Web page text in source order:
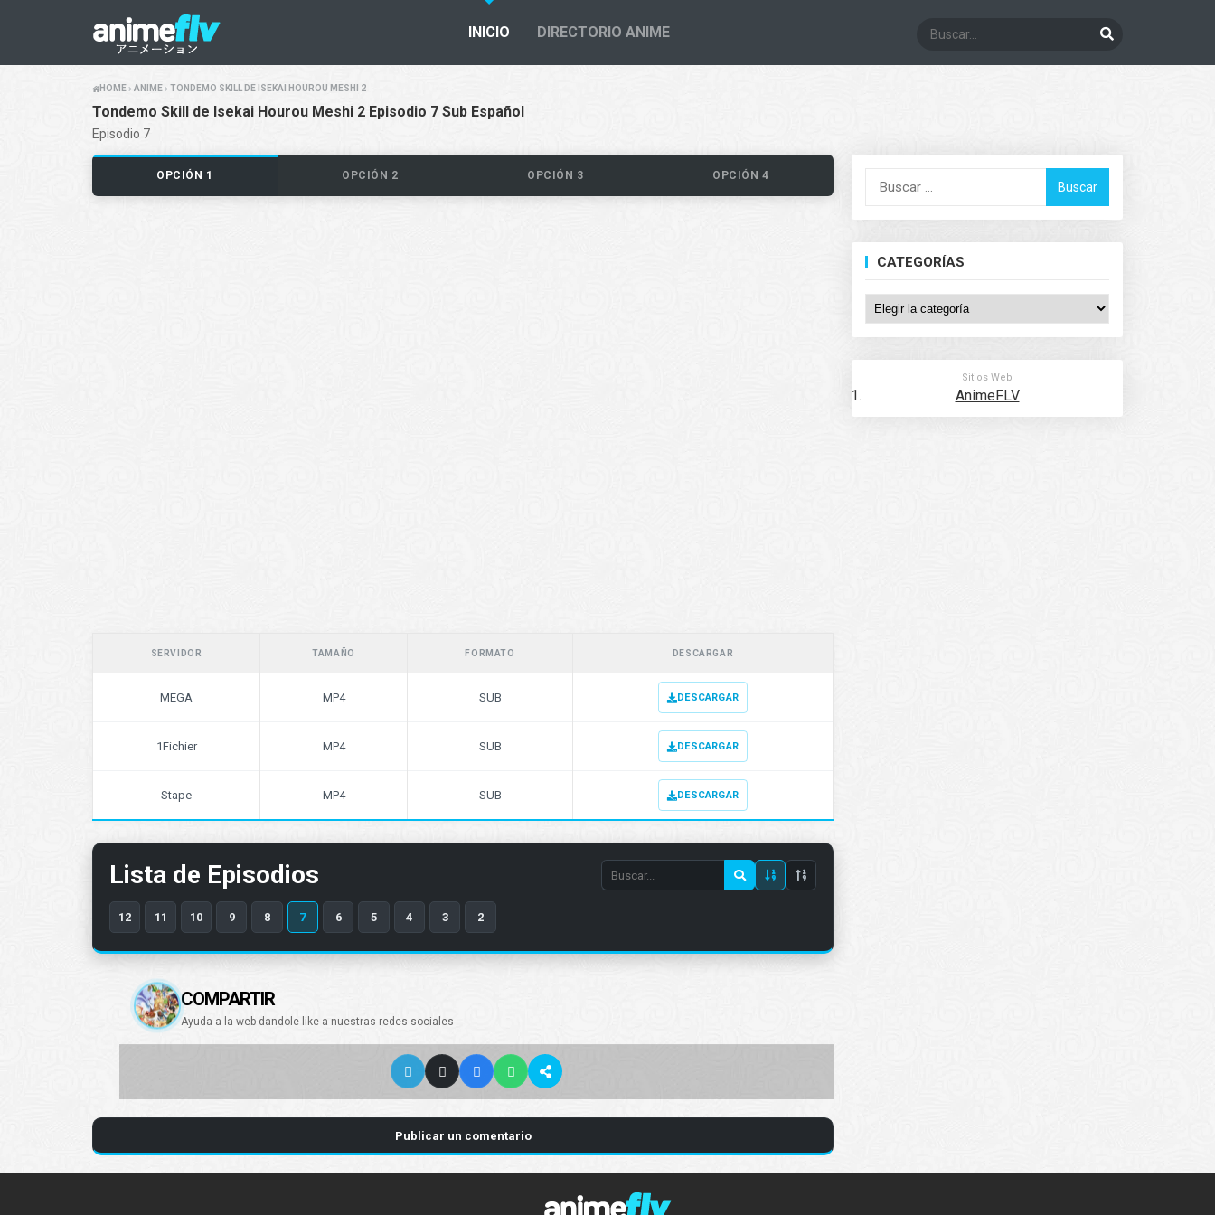
INICIO DIRECTORIO ANIME
HOME ANIME TONDEMO SKILL DE ISEKAI HOUROU MESHI 2
Tondemo Skill de Isekai Hourou Meshi 2 Episodio 7 Sub Español
Episodio 7
OPCIÓN 1 OPCIÓN 2 OPCIÓN 3 OPCIÓN 4
SERVIDOR TAMAÑO FORMATO DESCARGAR
MEGA MP4 SUB DESCARGAR
1Fichier MP4 SUB DESCARGAR
Stape MP4 SUB DESCARGAR
Lista de Episodios
Search
episode
12 11 10 9 8 7 6 5 4 3 2
COMPARTIR
Ayuda a la web dandole like a nuestras redes sociales
Publicar un comentario
Buscar:
CATEGORÍAS
Categorías
Sitios Web
AnimeFLV